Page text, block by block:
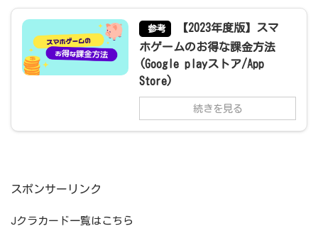
参考
【2023年度版】スマ
ホゲームのお得な課金方法
(Google playストア/App
Store)
続きを見る
スポンサーリンク
Jクラカード一覧はこちら